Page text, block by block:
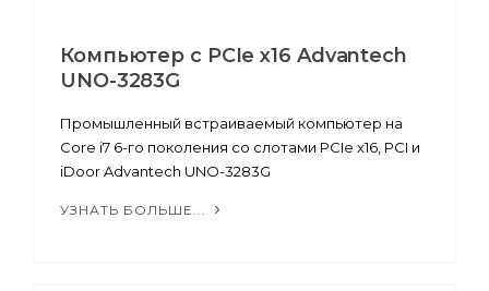
Компьютер с PCIe x16 Advantech
UNO-3283G
Промышленный встраиваемый компьютер на
Core i7 6-го поколения со слотами PCIe x16, PCI и
iDoor Advantech UNO-3283G
УЗНАТЬ БОЛЬШЕ...